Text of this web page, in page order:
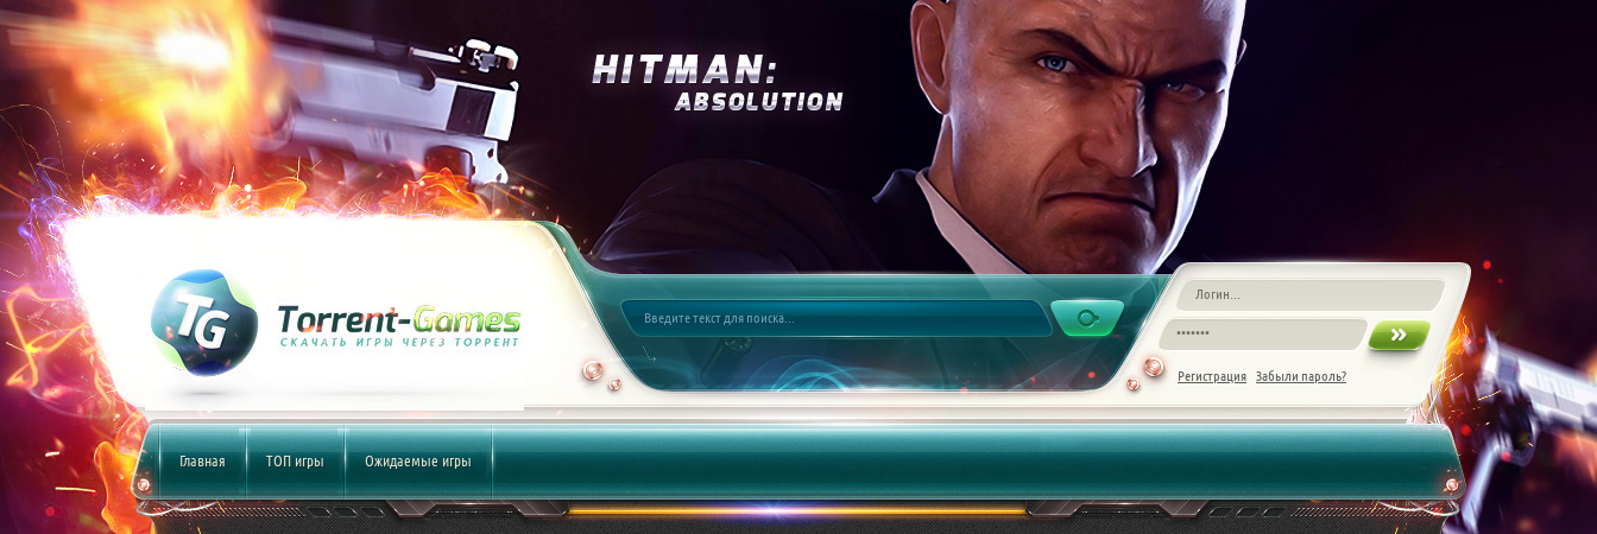
Регистрация Забыли пароль?
Главная ТОП игры Ожидаемые игры